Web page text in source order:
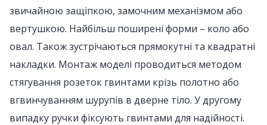
звичайною защіпкою, замочним механізмом або
вертушкою. Найбільш поширені форми – коло або
овал. Також зустрічаються прямокутні та квадратні
накладки. Монтаж моделі проводиться методом
стягування розеток гвинтами крізь полотно або
вгвинчуванням шурупів в дверне тіло. У другому
випадку ручки фіксують гвинтами для надійності.